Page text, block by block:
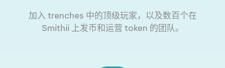
加入 trenches 中的顶级玩家，以及数百个在
Smithii 上发币和运营 token 的团队。